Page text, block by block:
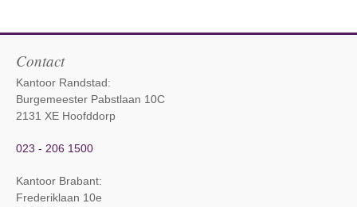
Contact
Kantoor Randstad:
Burgemeester Pabstlaan 10C
2131 XE Hoofddorp
023 - 206 1500
Kantoor Brabant:
Frederiklaan 10e